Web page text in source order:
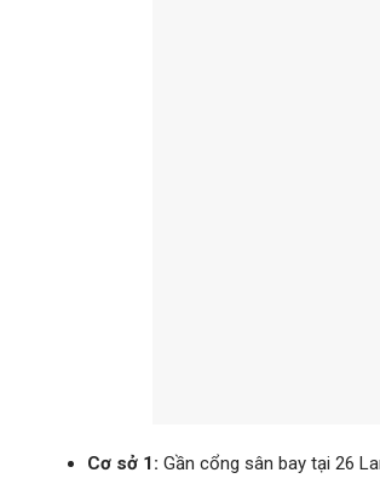
Cơ sở 1: Gần cổng sân bay tại 26